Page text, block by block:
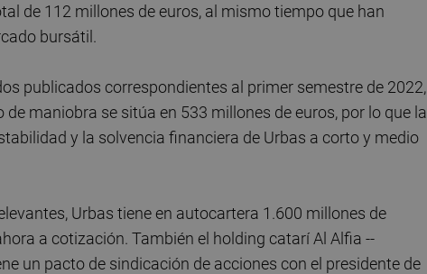
de 112 millones de euros, al mismo tiempo que han
bursátil.
publicados correspondientes al primer semestre de 2022,
maniobra se sitúa en 533 millones de euros, por lo que la
y la solvencia financiera de Urbas a corto y medio
Urbas tiene en autocartera 1.600 millones de
a cotización. También el holding catarí Al Alfia --
un pacto de sindicación de acciones con el presidente de